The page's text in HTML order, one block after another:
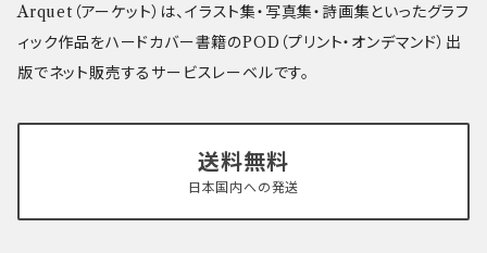
Arquet（アーケット）は、イラスト集・写真集・詩画集といったグラフ
ィック作品をハードカバー書籍のPOD（プリント・オンデマンド）出
版でネット販売するサービスレーベルです。
送料無料
日本国内への発送